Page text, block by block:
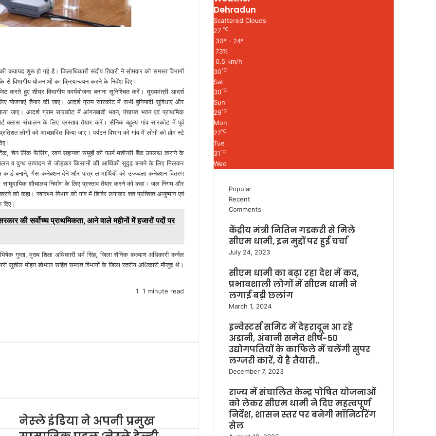
शुरू हो गई है। जिलाधिकारी संदीप तिवारी ने सोमवार को समस्त विभागों
विभागीय योजनाओं का क्रियान्वयन करने के निर्देश दिए।
करते हुए शीघ्र विभागीय कार्ययोजना बनाना सुनिश्चित करें। मुख्यमंत्री आदर्श
तैयार की जाए। आदर्श ग्राम सारकोट में सभी बुनियादी सुविधाएं और
जाए। आदर्श ग्राम सारकोट में आंगनबाडी भवन, पंचायत भवन एवं प्राथमिक
क्लास संचालन के लिए प्रस्ताव तैयार करें। सैनिक बहुल्य गांव सारकोट में पूर्व
लोगों को आच्छादित किया जाए। पर्यटन विभाग को गांव में लोगों को होम स्टे
टैंक, चेन लिंक फेंसिंग, स्वयं सहायता समूहों को फार्म मशीनरी बैंक उपलब्ध कराने के
व दुग्ध उत्पादन से जोड़कर किसानों की आर्थिकी सुदृढ़ बनाने के लिए मिलकर
बनाने, गैस कनेक्शन देने और पात्र लाभार्थियों को उज्ज्वला कनेक्शन वितरण
शौचालय निर्माण के लिए प्रस्ताव तैयार करने को कहा। जल निगम और
को कहा। स्वास्थ्य विभाग को गांव में शिविर लगाकर शत प्रतिशत आयुष्मान एवं
दिए।
की सर्वोच्च प्राथमिकता, आने वाले महीनों में हजारों पदों पर
गुप्ता, मुख्य शिक्षा अधिकारी धर्म सिंह, जिला सैनिक कल्याण अधिकारी कर्नल
सुशील मोहन डोभाल सहित समस्त विभागों के जिला स्तरीय अधिकारी मौजूद थे।
1 1 minute read
नेस्‍ले इंडिया ने अपनी प्रमुख
Dehradun
Scattered Clouds
27 ℃
30º - 24º
73%
0.5 km/h
30℃
Sat
30℃
Sun
29℃
Mon
27℃
Tue
31℃
Wed
Popular
Recent
Comments
केंद्रीय मंत्री नितिन गडकरी से मिले
सीएम धामी, इन मुद्दों पर हुई चर्चा
July 24, 2023
सीएम धामी का बढ़ा रहा देश में कद,
प्रभावशाली लोगों में सीएम धामी ने
लगाई बड़ी छलांग
March 1, 2024
इन्वेस्टर्स समिट में देहरादून आ रहे
अडानी, अंबानी समेत शीर्ष-50
उद्योगपतियों के काफिले में चलेंगी सुपर
लग्जरी कारें, ये है तैयारी..
December 7, 2023
राज्य में संचालित केन्द्र पोषित योजनाओं
को लेकर सीएम धामी ने दिए महत्वपूर्ण
निर्देश, शासन स्तर पर बनेगी मॉनिटरिंग
सेल